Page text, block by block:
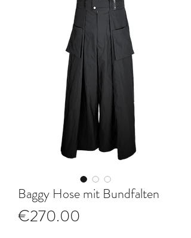
Baggy Hose mit Bundfalten
€270.00